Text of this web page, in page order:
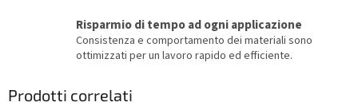
Risparmio di tempo ad ogni applicazione
Consistenza e comportamento dei materiali sono
ottimizzati per un lavoro rapido ed efficiente.
Prodotti correlati